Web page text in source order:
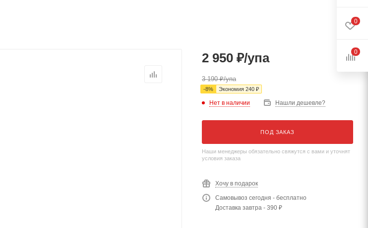
2 950 ₽/упа
3 190₽/упа
-8% Экономия 240 ₽
Нет в наличии Нашли дешевле?
ПОД ЗАКАЗ
Наши менеджеры обязательно свяжутся с вами и уточнят
условия заказа
Хочу в подарок
Самовывоз сегодня - бесплатно
Доставка завтра - 390 ₽
0
0